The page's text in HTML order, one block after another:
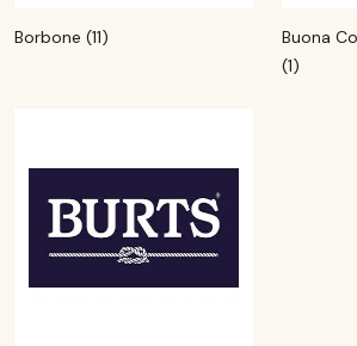
Borbone (11)
Buona
(1)